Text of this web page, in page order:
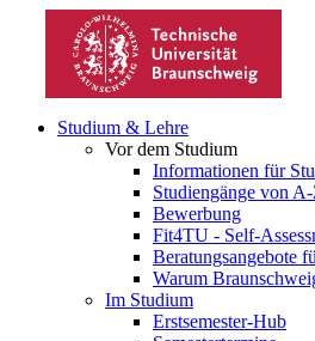
Studium & Lehre
Vor dem Studium
Informationen für
Studiengänge von
Bewerbung
Fit4TU - Self-
Beratungsangebote
Warum
Im Studium
Erstsemester-Hub